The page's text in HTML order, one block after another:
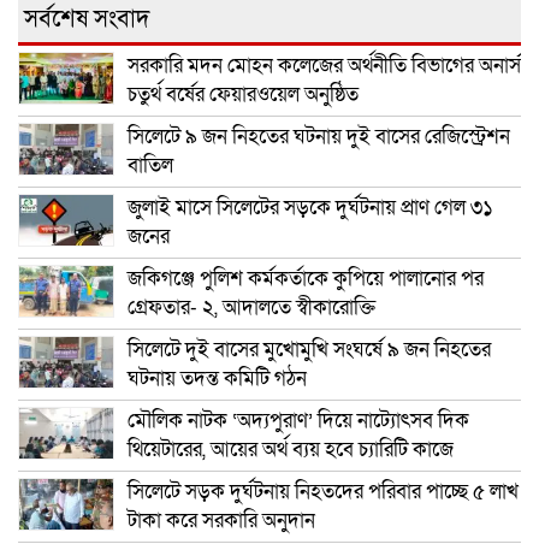
সর্বশেষ সংবাদ
সরকারি মদন মোহন কলেজের অর্থনীতি বিভাগের অনার্স
চতুর্থ বর্ষের ফেয়ারওয়েল অনুষ্ঠিত
সিলেটে ৯ জন নিহতের ঘটনায় দুই বাসের রেজিস্ট্রেশন
বাতিল
জুলাই মাসে সিলেটের সড়কে দুর্ঘটনায় প্রাণ গেল ৩১
জনের
জকিগঞ্জে পুলিশ কর্মকর্তাকে কুপিয়ে পালানোর পর
গ্রেফতার- ২, আদালতে স্বীকারোক্তি
সিলেটে দুই বাসের মুখোমুখি সংঘর্ষে ৯ জন নিহতের
ঘটনায় তদন্ত কমিটি গঠন
মৌলিক নাটক ‘অদ্যপুরাণ’ দিয়ে নাট্যোৎসব দিক
থিয়েটারের, আয়ের অর্থ ব্যয় হবে চ্যারিটি কাজে
সিলেটে সড়ক দুর্ঘটনায় নিহতদের পরিবার পাচ্ছে ৫ লাখ
টাকা করে সরকারি অনুদান